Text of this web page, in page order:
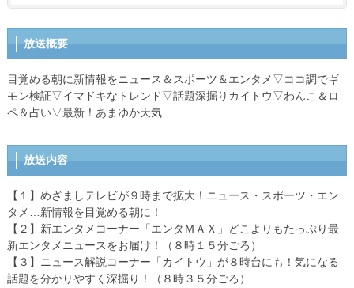
放送概要
目覚める朝に新情報をニュース＆スポーツ＆エンタメ▽ココ調でギ
モン検証▽イマドキなトレンド▽話題深掘りカイトウ▽わんこ＆ロ
ペ＆占い▽最新！あまゆか天気
放送内容
【１】めざましテレビが９時まで拡大！ニュース・スポーツ・エン
タメ…新情報を目覚める朝に！
【２】新エンタメコーナー「エンタＭＡＸ」どこよりもたっぷり最
新エンタメニュースをお届け！（８時１５分ごろ）
【３】ニュース解説コーナー「カイトウ」が８時台にも！気になる
話題を分かりやすく深掘り！（８時３５分ごろ）